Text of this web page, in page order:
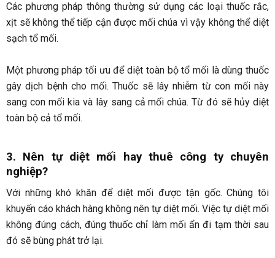
Các phương pháp thông thường sử dụng các loại thuốc rắc,
xịt sẽ không thể tiếp cận được mối chúa vì vậy không thể diệt
sạch tổ mối.
Một phương pháp tối ưu để diệt toàn bộ tổ mối là dùng thuốc
gây dịch bệnh cho mối. Thuốc sẽ lây nhiễm từ con mối này
sang con mối kia và lây sang cả mối chúa. Từ đó sẽ hủy diệt
toàn bộ cả tổ mối.
3. Nên tự diệt mối hay thuê công ty chuyên
nghiệp?
Với những khó khăn để diệt mối được tận gốc. Chúng tôi
khuyến cáo khách hàng không nên tự diệt mối. Việc tự diệt mối
không đúng cách, đúng thuốc chỉ làm mối ẩn đi tạm thời sau
đó sẽ bùng phát trở lại.